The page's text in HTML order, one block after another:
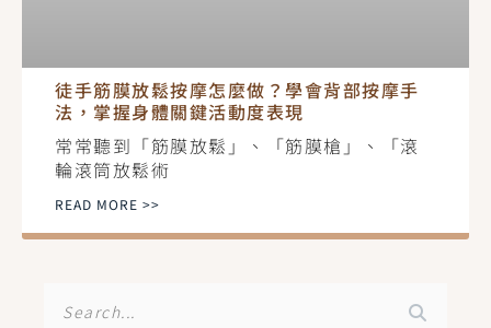
徒手筋膜放鬆按摩怎麼做？學會背部按摩手
法，掌握身體關鍵活動度表現
常常聽到「筋膜放鬆」、「筋膜槍」、「滾
輪滾筒放鬆術
READ MORE >>